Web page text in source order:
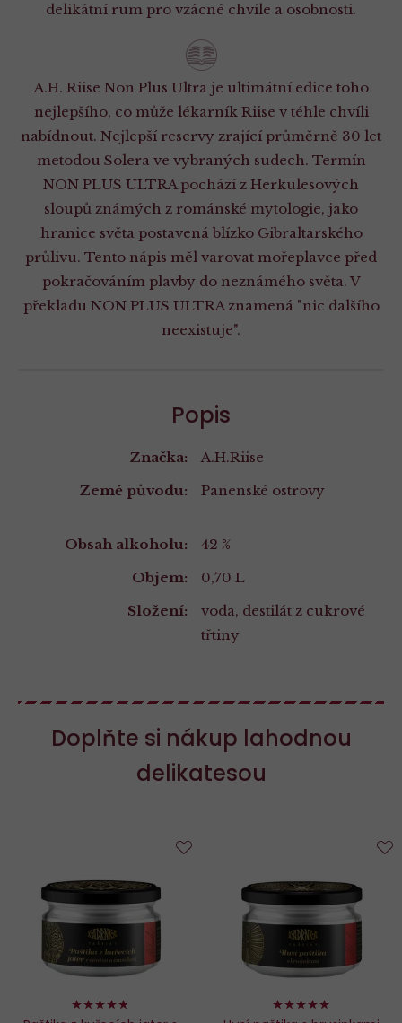
delikátní rum pro vzácné chvíle a osobnosti.
A.H. Riise Non Plus Ultra je ultimátní edice toho
nejlepšího, co může lékarník Riise v téhle chvíli
nabídnout. Nejlepší reservy zrající průměrně 30 let
metodou Solera ve vybraných sudech. Termín
NON PLUS ULTRA pochází z Herkulesových
sloupů známých z románské mytologie, jako
hranice světa postavená blízko Gibraltarského
průlivu. Tento nápis měl varovat mořeplavce před
pokračováním plavby do neznámého světa. V
překladu NON PLUS ULTRA znamená "nic dalšího
neexistuje".
Popis
Značka:
A.H.Riise
Země původu:
Panenské ostrovy
Vlastnosti
Obsah alkoholu:
42 %
Objem:
0,70 L
Složení:
voda, destilát z cukrové
třtiny
Doplňte si nákup lahodnou
delikatesou
96%
oblíbených
98%